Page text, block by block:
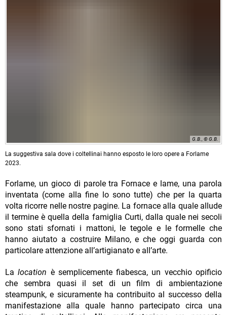
G.B., © G.B.
La suggestiva sala dove i coltellinai hanno esposto le loro opere a Forlame
2023.
Forlame, un gioco di parole tra Fornace e lame, una parola
inventata (come alla fine lo sono tutte) che per la quarta
volta ricorre nelle nostre pagine. La fornace alla quale allude
il termine è quella della famiglia Curti, dalla quale nei secoli
sono stati sfornati i mattoni, le tegole e le formelle che
hanno aiutato a costruire Milano, e che oggi guarda con
particolare attenzione all’artigianato e all’arte.
Lalocation è semplicemente fiabesca, un vecchio opificio
che sembra quasi il set di un film di ambientazione
steampunk, e sicuramente ha contribuito al successo della
manifestazione alla quale hanno partecipato circa una